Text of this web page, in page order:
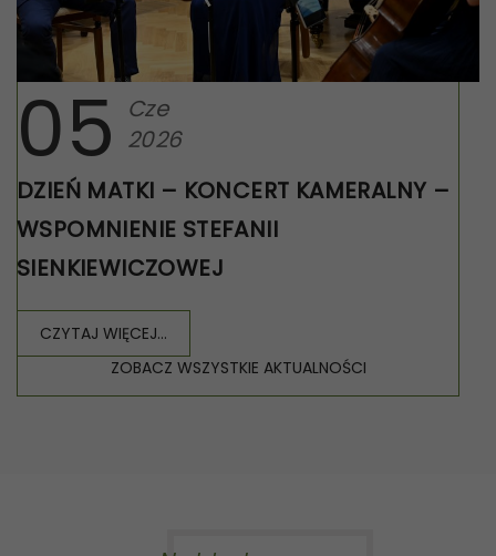
05
Cze
2026
DZIEŃ MATKI – KONCERT KAMERALNY –
WSPOMNIENIE STEFANII
SIENKIEWICZOWEJ
CZYTAJ WIĘCEJ...
ZOBACZ WSZYSTKIE AKTUALNOŚCI